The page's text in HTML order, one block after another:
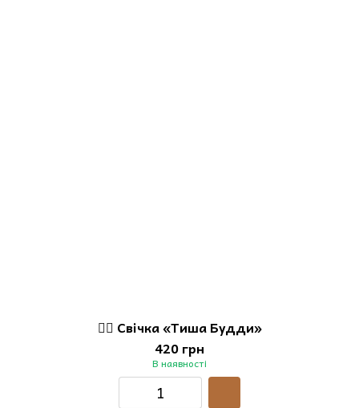
🧘‍♀️ Свічка «Тиша Будди»
420 грн
В наявності